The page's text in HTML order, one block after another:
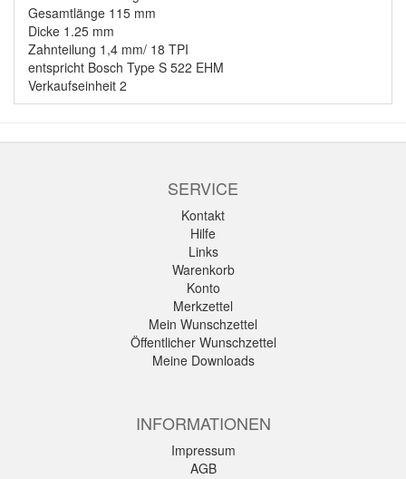
Gesamtlänge 115 mm
Dicke 1.25 mm
Zahnteilung 1,4 mm/ 18 TPI
entspricht Bosch Type S 522 EHM
Verkaufseinheit 2
SERVICE
Kontakt
Hilfe
Links
Warenkorb
Konto
Merkzettel
Mein Wunschzettel
Öffentlicher Wunschzettel
Meine Downloads
INFORMATIONEN
Impressum
AGB